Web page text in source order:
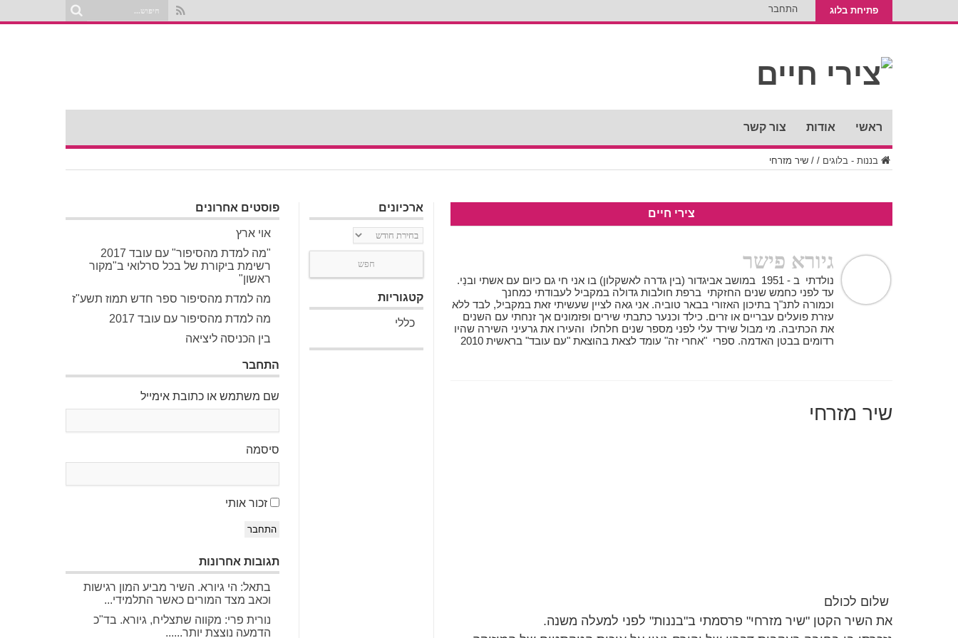
פתיחת בלוג התחבר
ראשי אודות צור קשר
בננות - בלוגים /
/ שיר מזרחי
צירי חיים
גיורא פישר
נולדתי ב - 1951 במושב אביגדור (בין גדרה לאשקלון) בו אני חי גם כיום עם אשתי ובנַי.
עד לפני כחמש שנים החזקתי ברפת חולבות גדולה במקביל לעבודתי כמחנך
וכמורה לתנ"ך בתיכון האזורי בבאר טוביה. אני גאה לציין שעשיתי זאת במקביל, לבד ללא
עזרת פועלים עבריים או זרים. כילד וכנער כתבתי שירים ופזמונים אך זנחתי עם השנים
את הכתיבה. מי מבול שירד עלי לפני מספר שנים חלחלו והעירו את גרעיני השירה שהיו
שיר מזרחי
שלום לכולם
את השיר הקטן "שיר מזרחי" פרסמתי ב"בננות" לפני למעלה משנה.
ארכיונים
ארכיונים
קטגוריות
כללי
פוסטים אחרונים
אוי ארץ
"מה למדת מהסיפור" עם עובד 2017
רשימת ביקורת של בכל סרלואי ב"מקור
ראשון"
מה למדת מהסיפור ספר חדש תמוז תשע"ז
מה למדת מהסיפור עם עובד 2017
בין הכניסה ליציאה
התחבר
שם משתמש או כתובת אימייל
סיסמה
זכור אותי
התחבר
תגובות אחרונות
בתאל: הי גיורא. השיר מביע המון רגישות
וכאב מצד המורים כאשר התלמידי...
נורית פרי: מקווה שתצליח, גיורא. בד"כ
הדמעה נוצצת יותר......